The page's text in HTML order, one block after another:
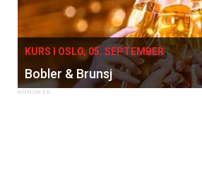
KURS I OSLO, 05. SEPTEMBER
Bobler & Brunsj